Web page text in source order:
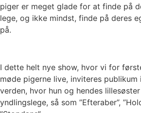
piger er meget glade for at finde på
lege, og ikke mindst, finde på deres
på.
I dette helt nye show, hvor vi for
møde pigerne live, inviteres publikum
verden, hvor hun og hendes
yndlingslege, så som ”Efteraber”,